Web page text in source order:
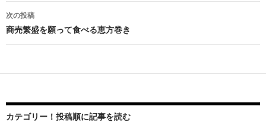
稿
ナ
ゲ
シ
次の投稿
商売繁盛を願って食べる恵方巻き
カテゴリー！投稿順に記事を読む